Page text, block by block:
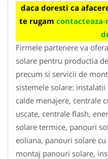
daca doresti ca
te rugam
Firmele partenere va
solare pentru productia
precum si servicii de
sistemele solare:
calde menajere, centrale
uscate, centrale flash,
solare termice, panouri
eoliana, panouri solare
montaj panouri solare,